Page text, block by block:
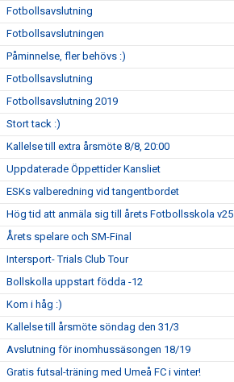
Fotbollsavslutning
Fotbollsavslutningen
Påminnelse, fler behövs :)
Fotbollsavslutning
Fotbollsavslutning 2019
Stort tack :)
Kallelse till extra årsmöte 8/8, 20:00
Uppdaterade Öppettider Kansliet
ESKs valberedning vid tangentbordet
Hög tid att anmäla sig till årets Fotbollsskola v25
Årets spelare och SM-Final
Intersport- Trials Club Tour
Bollskolla uppstart födda -12
Kom i håg :)
Kallelse till årsmöte söndag den 31/3
Avslutning för inomhussäsongen 18/19
Gratis futsal-träning med Umeå FC i vinter!